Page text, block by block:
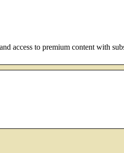
access to premium content with